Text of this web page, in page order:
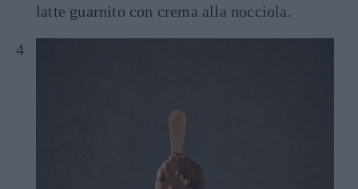
latte guarnito con crema alla nocciola.